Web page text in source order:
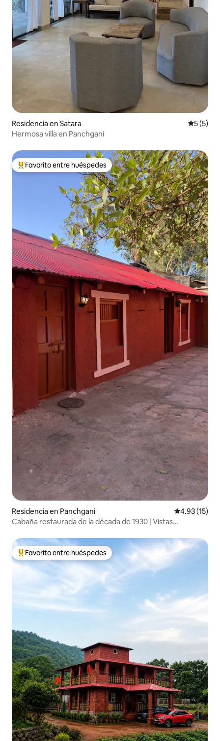
Residencia en Satara
5 (5)
Hermosa villa en Panchgani
De los mejores en Favorito entre huéspedes
Favorito entre huéspedes
Residencia en Panchgani Calificación
4.93 (15)
Cabaña restaurada de la década de 1930 | Vistas
De los mejores en Favorito entre huéspedes
Favorito entre huéspedes